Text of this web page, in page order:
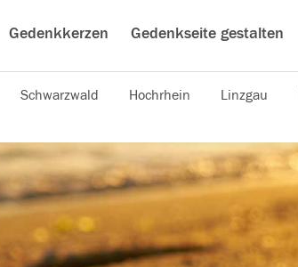
Gedenkkerzen Gedenkseite gestalten
Schwarzwald Hochrhein Linzgau